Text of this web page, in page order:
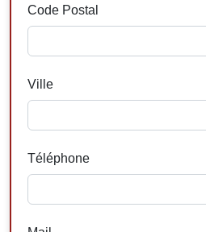
Code Postal
Ville
Téléphone